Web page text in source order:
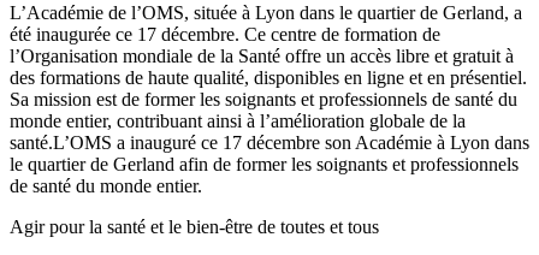
L’Académie de l’OMS, située à Lyon dans le quartier de Gerland, a
été inaugurée ce 17 décembre. Ce centre de formation de
l’Organisation mondiale de la Santé offre un accès libre et gratuit à
des formations de haute qualité, disponibles en ligne et en présentiel.
Sa mission est de former les soignants et professionnels de santé du
monde entier, contribuant ainsi à l’amélioration globale de la
santé.L’OMS a inauguré ce 17 décembre son Académie à Lyon dans
le quartier de Gerland afin de former les soignants et professionnels
de santé du monde entier.
Agir pour la santé et le bien-être de toutes et tous